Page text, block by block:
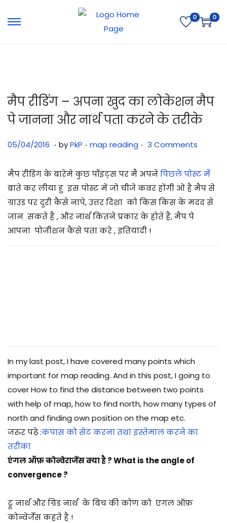
0 0
मैप रीडिंग – अपना खुद का लोकेशन मैप
पे जानना और नार्थ पता करने के तरीके
Posted on
05/04/2016 3
/
0
7
/
2
. byPkP . Posted in
map reading . 3 Comments
मैप रीडिंग के बारेमे कुछ पॉइंट्स पर मै अपनेपिछले पोस्ट में
बाते कर लीया हु इस पोस्ट में जो चीजे कवर होंगी ओ है मैप से
ग्राउंड पर दुरी कैसे नापे, उत्तर दिशा को किस किस के मदद से
जान सकते है , और नार्थ कितने प्रकार के होते है, मैप पे
आपना पोजीशन कैसे पता करे , इतियादी !
In my last post, I have covered many points which
important for map reading. And in this post, I going to
cover How to find the distance between two points
with help of map, how to find north, how many types of
north and finding own position on the map etc.
जरुर पढ़े :कंपास को सेट करना तथा इस्तेमाल करने का
तरीका
एंगल ऑफ़ कोन्वेराजेंस क्या है ? What is the angle of
convergence ?
ट्रू नार्थ और ग्रिड नार्थ के बिच की कोण को एंगल ऑफ़
कोन्वेर्जेंस कहते है !